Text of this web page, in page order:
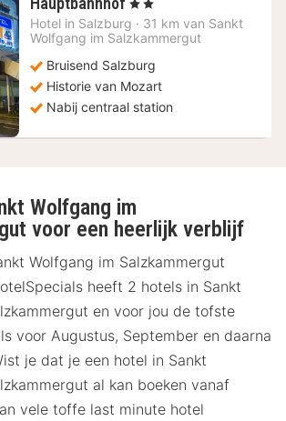
nachten
vanaf
€
, 2 Sterren
Hotel in Salzburg · 31 km van Sankt
Wolfgang im Salzkammergut
Bruisend Salzburg
Historie van Mozart
Nabij centraal station
Wolfgang im
voor een heerlijk verblijf
Wolfgang im Salzkammergut
heeft 2 hotels in Sankt
en voor jou de tofste
voor Augustus, September en daarna
je dat je een hotel in Sankt
al kan boeken vanaf
vele toffe last minute hotel